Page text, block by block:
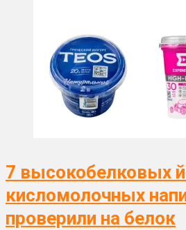
7 высокобелковых
кисломолочных
проверили на белок